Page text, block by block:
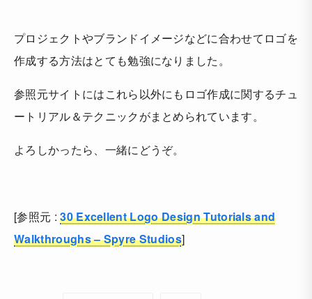
プロジェクトやブランドイメージなどに合わせてロゴを
作成する方法はとても勉強になりました。
参照元サイトにはこれら以外にもロゴ作成に関するチュ
ートリアル＆テクニックがまとめられています。
よろしかったら、一緒にどうぞ。
[参照元 :30 Excellent Logo Design Tutorials and
Walkthroughs – Spyre Studios]